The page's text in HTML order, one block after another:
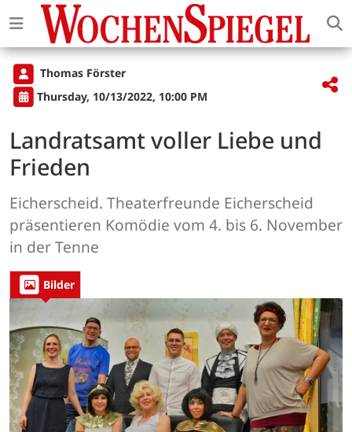
Thomas Förster
Thursday, 10/13/2022, 10:00 PM
Landratsamt voller Liebe und
Frieden
Eicherscheid. Theaterfreunde Eicherscheid
präsentieren Komödie vom 4. bis 6. November
in der Tenne
Bilder